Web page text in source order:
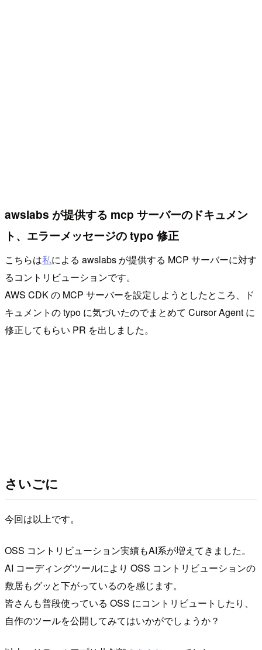
awslabs が提供する mcp サーバーのドキュメン
ト、エラーメッセージの typo 修正
こちらは私による awslabs が提供する MCP サーバーに対す
るコントリビューションです。
AWS CDK の MCP サーバーを設定しようとしたところ、ド
キュメントの typo に気づいたのでまとめて Cursor Agent に
修正してもらい PR を出しました。
さいごに
今回は以上です。
OSS コントリビューション実績もAI系が増えてきました。
AI コーディングツールにより OSS コントリビューションの
敷居もグッと下がっているのを感じます。
皆さんも普段使っている OSS にコントリビュートしたり、
自作のツールを公開してみてはいかがでしょうか？